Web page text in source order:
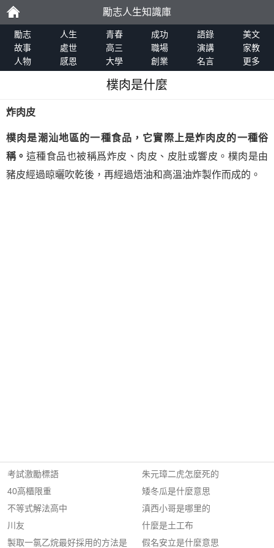
勵
志
勵志人生知識庫
勵志 人生 青春 成功 語錄
美文
故事
處世 高三 職場 演講
家教
人物
感恩 大學 創業 名言 更多
樸肉是什麼
炸肉皮
樸肉是潮汕地區的一種食品，它實際上是炸肉皮的一種俗
稱。 這種食品也被稱爲炸皮、肉皮、皮肚或響皮。樸肉是由
豬皮經過晾曬吹乾後，再經過焐油和高溫油炸製作而成的。
考試激勵標語
40高櫃限重
不等式解法高中
川友
製取一氯乙烷最好採用的方法是
朱元璋二虎怎麼死的
矮冬瓜是什麼意思
滇西小哥是哪里的
什麼是土工布
假名安立是什麼意思